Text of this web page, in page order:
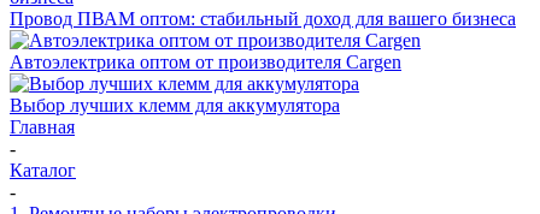
Провод ПВАМ оптом: стабильный доход для вашего бизнеса
Автоэлектрика оптом от производителя Cargen
Выбор лучших клемм для аккумулятора
Главная
-
Каталог
-